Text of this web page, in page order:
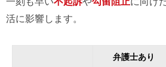
活に影響します。
弁護士あり